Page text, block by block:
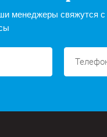
менеджеры свяжутся